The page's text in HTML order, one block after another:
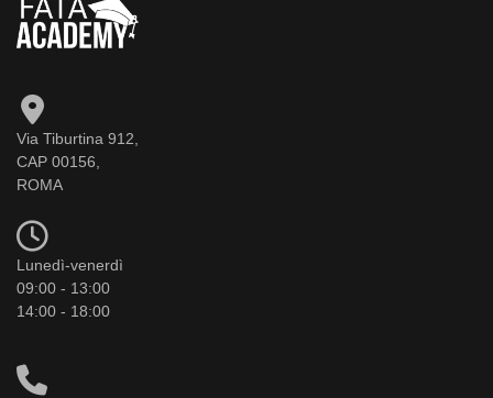
Via Tiburtina 912,
CAP 00156,
ROMA
Lunedì-venerdì
09:00 - 13:00
14:00 - 18:00